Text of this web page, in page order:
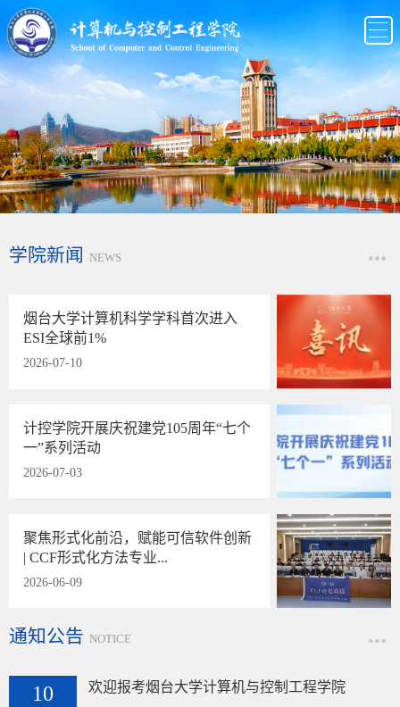
学院新闻 NEWS
烟台大学计算机科学学科首次进入
ESI全球前1%
2026-07-10
计控学院开展庆祝建党105周年“七个
一”系列活动
2026-07-03
聚焦形式化前沿，赋能可信软件创新
| CCF形式化方法专业...
2026-06-09
通知公告 NOTICE
10 欢迎报考烟台大学计算机与控制工程学院